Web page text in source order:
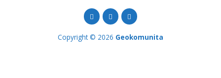
Copyright © 2026 Geokomunita